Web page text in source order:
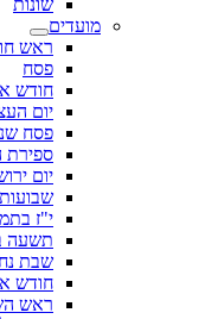
שונות
מועדים
ראש
פסח
חודש
יום
פסח
ספירת
יום
שבועות
י"ז
תשעה
שבת
חודש
ראש